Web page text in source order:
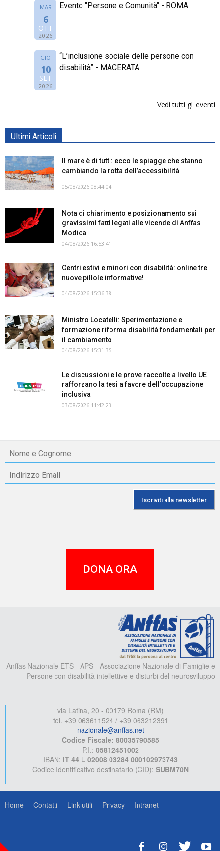
MAR
6
OTT
2026
Evento "Persone e Comunità" - ROMA
GIO
10
SET
2026
“L’inclusione sociale delle persone con
disabilità” - MACERATA
Vedi tutti gli eventi
Ultimi Articoli
Il mare è di tutti: ecco le spiagge che stanno
cambiando la rotta dell’accessibilità
05/08/2026 08:44:04
Nota di chiarimento e posizionamento sui
gravissimi fatti legati alle vicende di Anffas
Modica
04/08/2026 16:53:41
Centri estivi e minori con disabilità: online tre
nuove pillole informative!
04/08/2026 15:36:38
Ministro Locatelli: Sperimentazione e
formazione riforma disabilità fondamentali per
il cambiamento
04/08/2026 15:31:35
Le discussioni e le prove raccolte a livello UE
rafforzano la tesi a favore dell'occupazione
inclusiva
03/08/2026 11:42:23
DONA ORA
Anffas Nazionale ETS - APS - Associazione Nazionale di Famiglie e
Persone con disabilità intellettive e disturbi del neurosviluppo
via Latina, 20 - 00179 Roma (RM)
tel. +39 063611524 / +39 063212391
nazionale@anffas.net
Codice Fiscale: 80035790585
P.I.: 05812451002
IBAN: IT 44 L 02008 03284 000102973743
Codice Identificativo destinatario (CID): SUBM70N
Home Contatti Link utili Privacy Intranet